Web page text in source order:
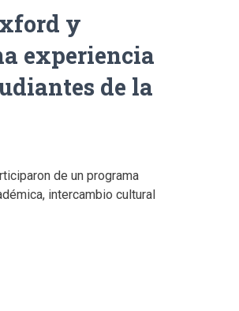
y
experiencia
de la
de un programa
intercambio cultural